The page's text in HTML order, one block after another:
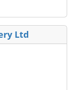
Ltd